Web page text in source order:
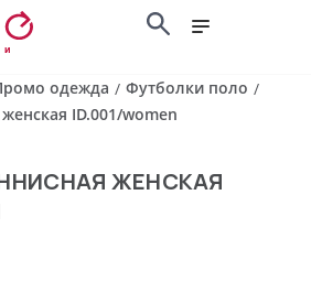
и
одежда / Футболки поло /
ID.001/women
ЖЕНСКАЯ